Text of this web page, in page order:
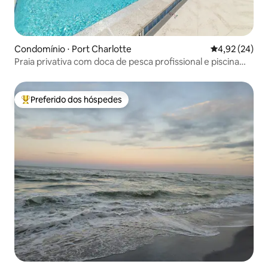
Condomínio ⋅ Port Charlotte 4,92 de uma
4,92 (24)
Praia privativa com doca de pesca profissional e piscina
Entre os melhores preferidos dos hóspedes
Preferido dos hóspedes